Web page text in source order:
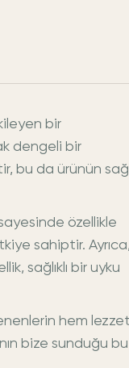
bir
dengeli bir
da ürünün
özellikle
sahiptir. Ayrıca,
sağlıklı bir uyku
hem lezzet
bize sunduğu bu